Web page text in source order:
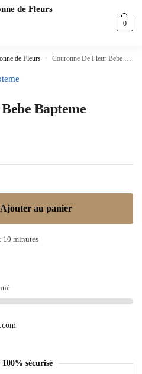
0
de Fleurs » Couronne De Fleur Bebe Bapteme
Bapteme
Ajouter au panier
10 minutes
sécurisé